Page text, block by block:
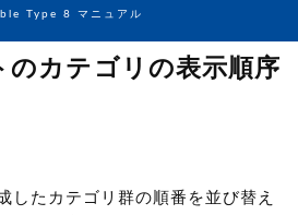
Type 8 マニュアル
のカテゴリの表示順序
したカテゴリ群の順番を並び替え